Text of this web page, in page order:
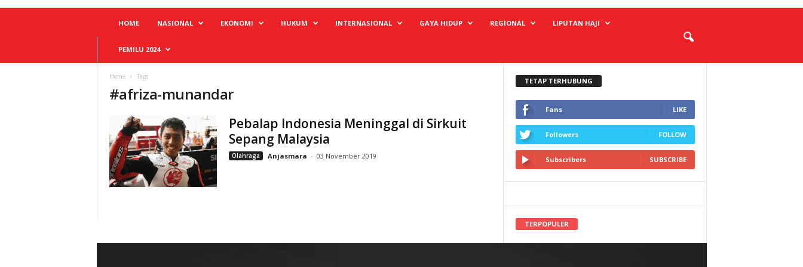
HOME NASIONAL EKONOMI HUKUM INTERNASIONAL GAYA HIDUP REGIONAL LIPUTAN HAJI
PEMILU 2024
Home Tags
#afriza-munandar
Pebalap Indonesia Meninggal di Sirkuit
Sepang Malaysia
Olahraga Anjasmara - 03 November 2019
TETAP TERHUBUNG
Fans LIKE
Followers FOLLOW
Subscribers SUBSCRIBE
TERPOPULER